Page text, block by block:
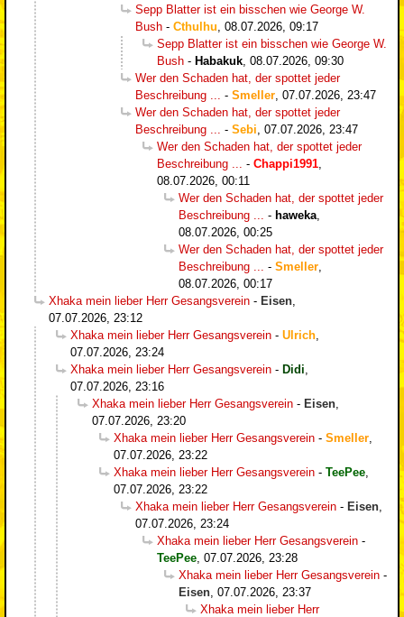
Sepp Blatter ist ein bisschen wie George W.
Bush - Cthulhu 08.07.2026, 09:17
Sepp Blatter ist ein bisschen wie George W.
Bush - Habakuk 08.07.2026, 09:30
Wer den Schaden hat, der spottet jeder
Beschreibung ...
- Smeller 07.07.2026, 23:47
Wer den Schaden hat, der spottet jeder
Beschreibung ...
- Sebi 07.07.2026, 23:47
Wer den Schaden hat, der spottet jeder
Beschreibung ...
- Chappi1991
08.07.2026, 00:11
Wer den Schaden hat, der spottet jeder
Beschreibung ...
- haweka
08.07.2026, 00:25
Wer den Schaden hat, der spottet jeder
Beschreibung ...
- Smeller
08.07.2026, 00:17
Xhaka mein lieber Herr Gesangsverein - Eisen
07.07.2026, 23:12
Xhaka mein lieber Herr Gesangsverein - Ulrich
07.07.2026, 23:24
Xhaka mein lieber Herr Gesangsverein - Didi
07.07.2026, 23:16
Xhaka mein lieber Herr Gesangsverein - Eisen
07.07.2026, 23:20
Xhaka mein lieber Herr Gesangsverein - Smeller
07.07.2026, 23:22
Xhaka mein lieber Herr Gesangsverein - TeePee
07.07.2026, 23:22
Xhaka mein lieber Herr Gesangsverein - Eisen
07.07.2026, 23:24
Xhaka mein lieber Herr Gesangsverein -
TeePee 07.07.2026, 23:28
Xhaka mein lieber Herr Gesangsverein -
Eisen 07.07.2026, 23:37
Xhaka mein lieber Herr